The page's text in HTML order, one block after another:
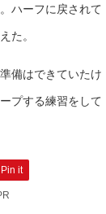
ハーフに戻されて
た。
備はできていたけ
プする練習をして
Pin it